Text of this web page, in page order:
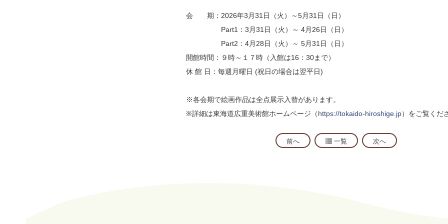
会 期：2026年3月31日（火）～5月31日（日）
Part1：3月31日（火）～ 4月26日（日）
Part2：4月28日（火）～ 5月31日（日）
開館時間：９時～１７時（入館は16：30まで）
休 館 日：毎週月曜日 (祝日の場合は翌平日)
※各会期で絵画作品は全点展示入替があります。
※詳細は東海道広重美術館ホームページ（https://tokaido-hiroshige.jp）をご覧くだ
前へ 一覧 次へ